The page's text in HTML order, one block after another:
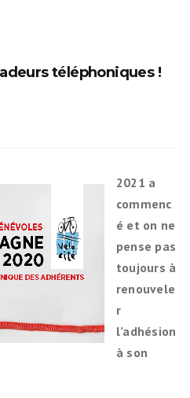
téléphoniques !
2021 a
commenc
é et on ne
pense pas
toujours à
renouvele
r
l’adhésion
à son